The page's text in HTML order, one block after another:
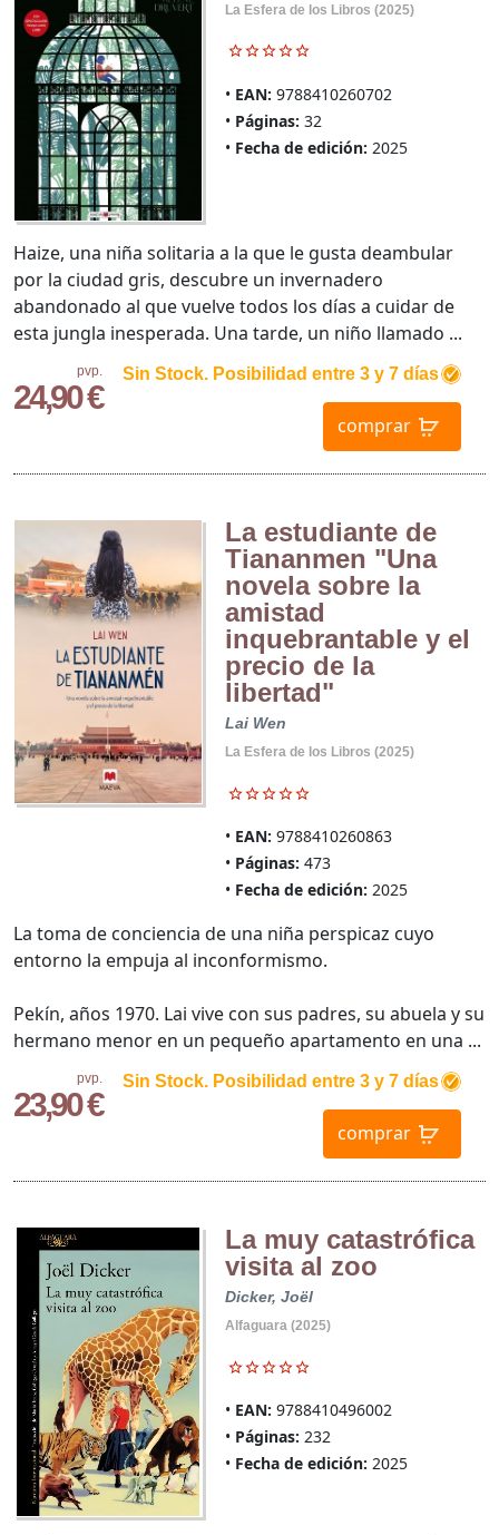
La Esfera de los Libros (2025)
EAN: 9788410260702
Páginas: 32
Fecha de edición: 2025
pvp.
24,90 €
Sin Stock. Posibilidad entre 3 y 7 días
comprar
Haize, una niña solitaria a la que le gusta deambular
por la ciudad gris, descubre un invernadero
abandonado al que vuelve todos los días a cuidar de
esta jungla inesperada. Una tarde, un niño llamado ...
La estudiante de
Tiananmen "Una
novela sobre la
amistad
inquebrantable y el
precio de la
libertad"
Lai Wen
La Esfera de los Libros (2025)
EAN: 9788410260863
Páginas: 473
Fecha de edición: 2025
pvp.
23,90 €
Sin Stock. Posibilidad entre 3 y 7 días
comprar
La toma de conciencia de una niña perspicaz cuyo
entorno la empuja al inconformismo.
Pekín, años 1970. Lai vive con sus padres, su abuela y su
hermano menor en un pequeño apartamento en una ...
La muy catastrófica
visita al zoo
Dicker, Joël
Alfaguara (2025)
EAN: 9788410496002
Páginas: 232
Fecha de edición: 2025